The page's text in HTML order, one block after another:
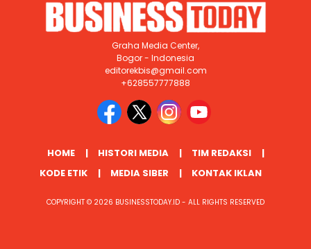
Graha Media Center,
Bogor - Indonesia
editorekbis@gmail.com
+628557777888
HOME HISTORI MEDIA
TIM REDAKSI
KODE ETIK
MEDIA SIBER KONTAK IKLAN
COPYRIGHT © 2026 BUSINESSTODAY.ID - ALL RIGHTS RESERVED